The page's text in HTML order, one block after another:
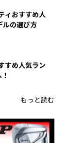
ィおすすめ人
ルの選び方
すめ人気ラン
もっと読む